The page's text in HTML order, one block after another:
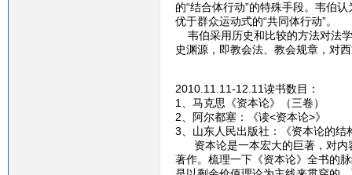
的“结合体行动”的特殊手段。韦伯
优于群众运动式的“共同体行动”。
韦伯采用历史和比较的方法对法
史渊源，即教会法、教会规章，对
2010.11.11-12.11读书数目：
1、马克思《资本论》（三卷）
2、阿尔都塞：《读<资本论>》
3、山东人民出版社：《资本论的结
资本论是一本宏大的巨著，对内
著作。梳理一下《资本论》全书的